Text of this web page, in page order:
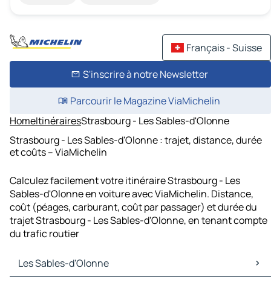
Français - Suisse
S'inscrire à notre Newsletter
Parcourir le Magazine ViaMichelin
HomeItinérairesStrasbourg - Les Sables-d'Olonne
Strasbourg - Les Sables-d'Olonne : trajet, distance, durée
et coûts – ViaMichelin
Calculez facilement votre itinéraire Strasbourg - Les
Sables-d'Olonne en voiture avec ViaMichelin. Distance,
coût (péages, carburant, coût par passager) et durée du
trajet Strasbourg - Les Sables-d'Olonne, en tenant compte
du trafic routier
Les Sables-d'Olonne